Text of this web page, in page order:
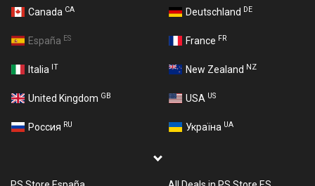
Canada CA Deutschland DE
España ES France FR
Italia IT New Zealand NZ
United Kingdom GB USA US
Россия RU Україна UA